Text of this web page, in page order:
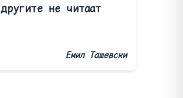
другите не читаат
Емил Ташевски